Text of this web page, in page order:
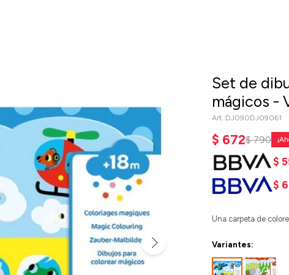
Set de
mágicos -
DJ090DJ09061
$ 672$ 790
$
$
Una carpeta de
Variantes: